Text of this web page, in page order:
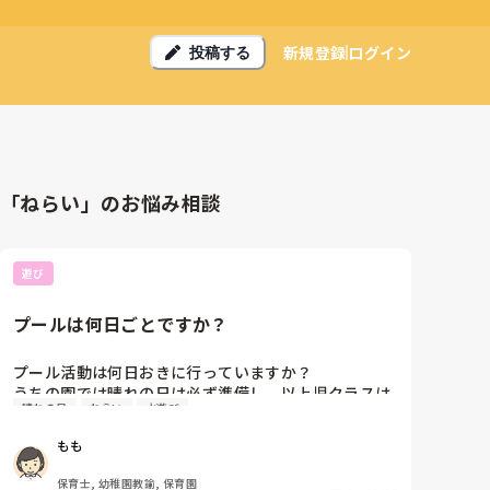
投稿する 新規登録ログイン
「ねらい」のお悩み相談
遊び
プールは何日ごとですか？
プール活動は何日おきに行っていますか？
うちの園では晴れの日は必ず準備し、以上児クラスは
全員入る決まりになっています。
あった場合はプールのそばで水遊びをしています)
晴れの日 ねらい 水遊び
もも
保育士, 幼稚園教諭, 保育園